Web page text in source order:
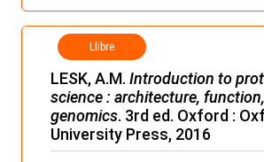
Llibre
LESK, A.M. Introduction to
science : architecture,
genomics. 3rd ed. Oxford :
University Press, 2016